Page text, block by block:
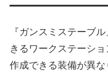
『ガンスミステーブ
きるワークステーシ
作成できる装備が異